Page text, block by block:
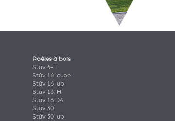
Poêles à bois
Stûv 6-H
Stûv 16-cube
Stûv 16-up
Stûv 16-H
Stûv 16 D4
Stûv 30
Stûv 30-up